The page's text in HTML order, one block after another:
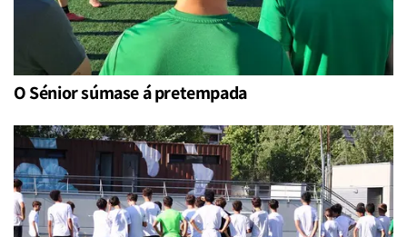
O Sénior súmase á pretempada